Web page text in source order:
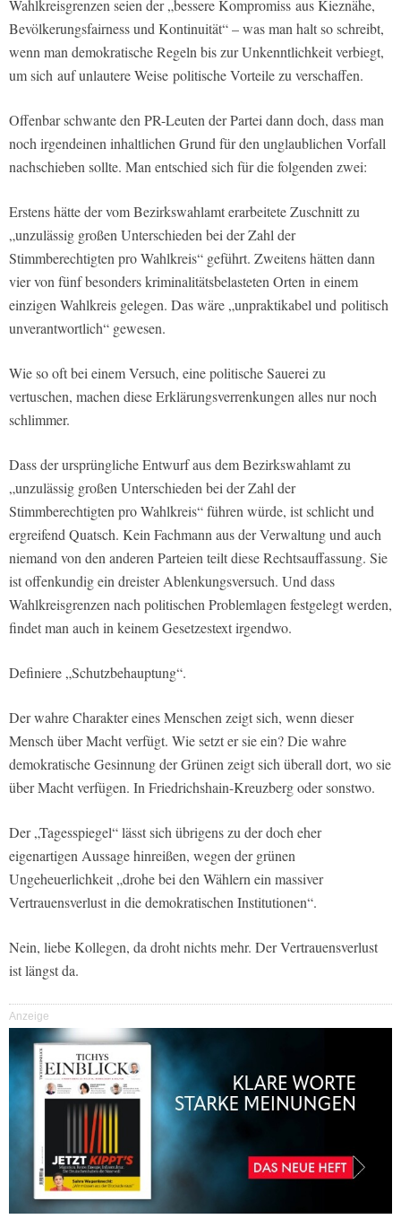
Wahlkreisgrenzen seien der „bessere Kompromiss aus Kieznähe,
Bevölkerungsfairness und Kontinuität“ – was man halt so schreibt,
wenn man demokratische Regeln bis zur Unkenntlichkeit verbiegt,
um sich auf unlautere Weise politische Vorteile zu verschaffen.
Offenbar schwante den PR-Leuten der Partei dann doch, dass man
noch irgendeinen inhaltlichen Grund für den unglaublichen Vorfall
nachschieben sollte. Man entschied sich für die folgenden zwei:
Erstens hätte der vom Bezirkswahlamt erarbeitete Zuschnitt zu
„unzulässig großen Unterschieden bei der Zahl der
Stimmberechtigten pro Wahlkreis“ geführt. Zweitens hätten dann
vier von fünf besonders kriminalitätsbelasteten Orten in einem
einzigen Wahlkreis gelegen. Das wäre „unpraktikabel und politisch
unverantwortlich“ gewesen.
Wie so oft bei einem Versuch, eine politische Sauerei zu
vertuschen, machen diese Erklärungsverrenkungen alles nur noch
schlimmer.
Dass der ursprüngliche Entwurf aus dem Bezirkswahlamt zu
„unzulässig großen Unterschieden bei der Zahl der
Stimmberechtigten pro Wahlkreis“ führen würde, ist schlicht und
ergreifend Quatsch. Kein Fachmann aus der Verwaltung und auch
niemand von den anderen Parteien teilt diese Rechtsauffassung. Sie
ist offenkundig ein dreister Ablenkungsversuch. Und dass
Wahlkreisgrenzen nach politischen Problemlagen festgelegt werden,
findet man auch in keinem Gesetzestext irgendwo.
Definiere „Schutzbehauptung“.
Der wahre Charakter eines Menschen zeigt sich, wenn dieser
Mensch über Macht verfügt. Wie setzt er sie ein? Die wahre
demokratische Gesinnung der Grünen zeigt sich überall dort, wo sie
über Macht verfügen. In Friedrichshain-Kreuzberg oder sonstwo.
Der „Tagesspiegel“ lässt sich übrigens zu der doch eher
eigenartigen Aussage hinreißen, wegen der grünen
Ungeheuerlichkeit „drohe bei den Wählern ein massiver
Vertrauensverlust in die demokratischen Institutionen“.
Nein, liebe Kollegen, da droht nichts mehr. Der Vertrauensverlust
ist längst da.
Anzeige